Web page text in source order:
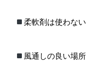
柔軟剤は使わない
風通しの良い場